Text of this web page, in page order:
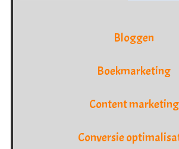
Bloggen
Boekmarketing
Content marketing
Conversie